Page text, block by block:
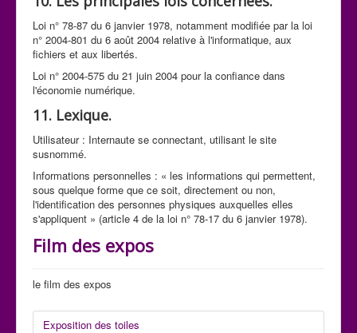
Loi n° 78-87 du 6 janvier 1978, notamment modifiée par la loi
n° 2004-801 du 6 août 2004 relative à l'informatique, aux
fichiers et aux libertés.
Loi n° 2004-575 du 21 juin 2004 pour la confiance dans
l'économie numérique.
11. Lexique.
Utilisateur : Internaute se connectant, utilisant le site
susnommé.
Informations personnelles : « les informations qui permettent,
sous quelque forme que ce soit, directement ou non,
l'identification des personnes physiques auxquelles elles
s'appliquent » (article 4 de la loi n° 78-17 du 6 janvier 1978).
Film des expos
le film des expos
Exposition des toiles